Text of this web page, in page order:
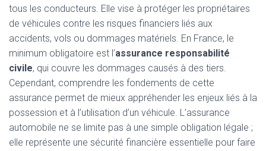
tous les conducteurs. Elle vise à protéger les propriétaires
de véhicules contre les risques financiers liés aux
accidents, vols ou dommages matériels. En France, le
minimum obligatoire est l’assurance responsabilité
civile, qui couvre les dommages causés à des tiers.
Cependant, comprendre les fondements de cette
assurance permet de mieux appréhender les enjeux liés à la
possession et à l’utilisation d’un véhicule. L’assurance
automobile ne se limite pas à une simple obligation légale ;
elle représente une sécurité financière essentielle pour faire